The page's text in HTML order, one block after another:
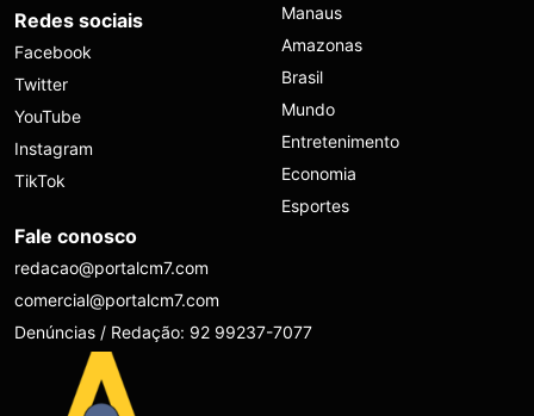
Redes sociais
Facebook
Twitter
YouTube
Instagram
TikTok
Manaus
Amazonas
Brasil
Mundo
Entretenimento
Economia
Esportes
Fale conosco
redacao@portalcm7.com
comercial@portalcm7.com
Denúncias / Redação: 92 99237-7077